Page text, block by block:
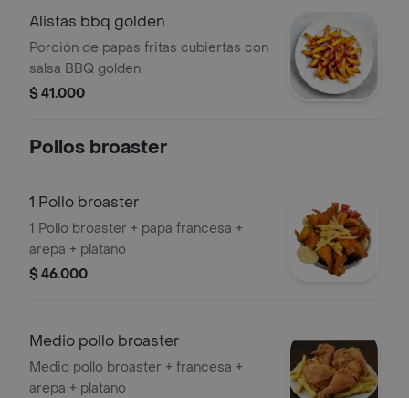
Alistas bbq golden
Porción de papas fritas cubiertas con
salsa BBQ golden.
$ 41.000
Pollos broaster
1 Pollo broaster
1 Pollo broaster + papa francesa +
arepa + platano
$ 46.000
Medio pollo broaster
Medio pollo broaster + francesa +
arepa + platano